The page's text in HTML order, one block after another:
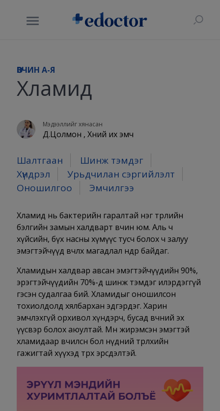
ӨВЧИН A-Я
Хламид
Мэдээллийг хянасан
Д.Цолмон , Хүний их эмч
Шалтгаан
Шинж тэмдэг
Хүндрэл
Урьдчилан сэргийлэлт
Оношилгоо
Эмчилгээ
Хламид нь бактерийн гаралтай нэг төрлийн
бэлгийн замын халдварт өвчин юм. Аль ч
хүйсийн, бүх насны хүмүүс тусч болох ч залуу
эмэгтэйчүүд өвчлөх магадлал өндөр байдаг.
Хламидын халдвар авсан эмэгтэйчүүдийн 90%,
эрэгтэйчүүдийн 70%-д шинж тэмдэг илэрдэггүй
гэсэн судалгаа бий. Хламидыг оношилсон
тохиолдолд хялбархан эдгэрдэг. Харин
эмчлэхгүй орхивол хүндэрч, бусад өвчний эх
үүсвэр болох аюултай. Мөн жирэмсэн эмэгтэй
хламидаар өвчилсөн бол нүдний төрөлхийн
гажигтай хүүхэд төрөх эрсдэлтэй.